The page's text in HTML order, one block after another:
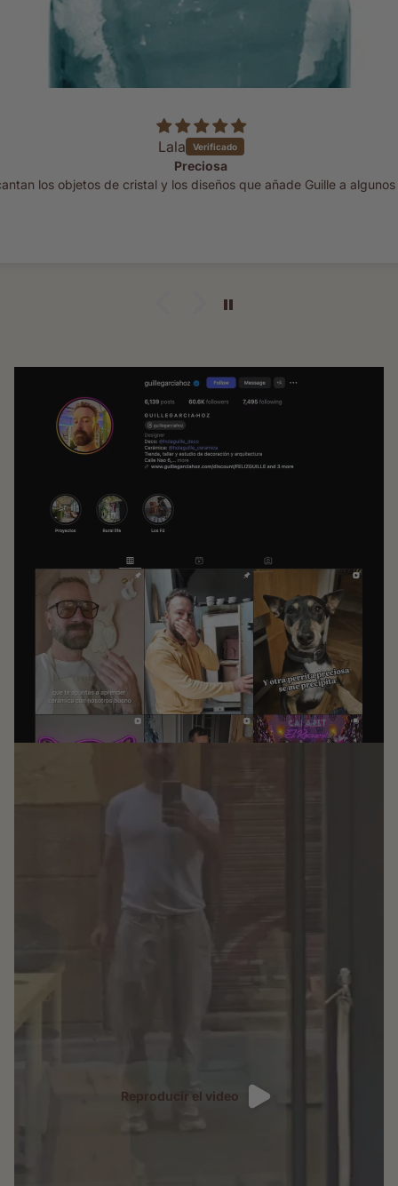
Lala
Preciosa
los objetos de cristal y los diseños que añade Guille a
Reproducir el video